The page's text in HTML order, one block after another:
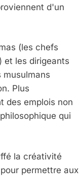
d'un
(les chefs
et les dirigeants
Plus
des emplois non
qui
la créativité
permettre aux